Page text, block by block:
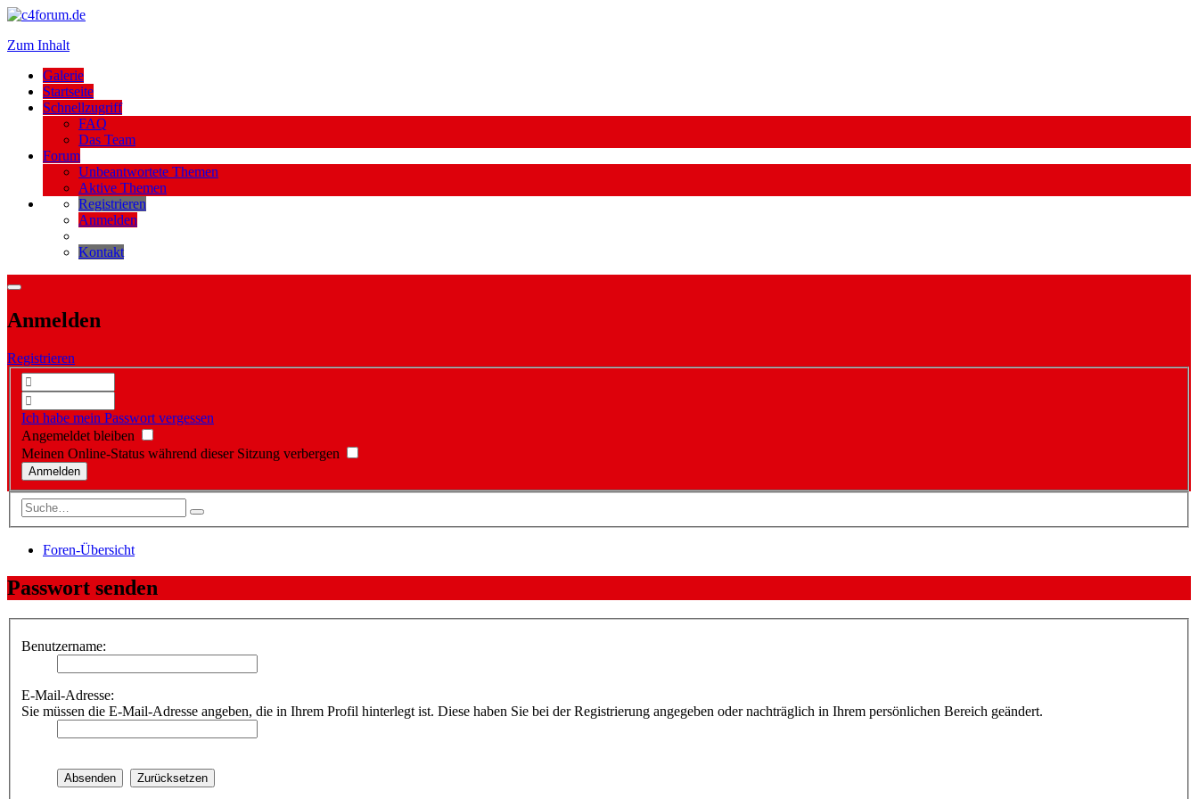
Zum Inhalt
Galerie
Startseite
Schnellzugriff
FAQ
Das Team
Forum
Unbeantwortete Themen
Aktive Themen
Registrieren
Anmelden
Kontakt
Anmelden
Registrieren
Ich habe mein Passwort vergessen
Angemeldet bleiben
Meinen Online-Status während dieser Sitzung verbergen
Foren-Übersicht
Passwort senden
Benutzername:
E-Mail-Adresse:
Sie müssen die E-Mail-Adresse angeben, die in Ihrem Profil hinterlegt ist. Diese haben Sie bei der Registrierung angegeben oder nachträglich in Ihrem persönlichen Bereich geändert.